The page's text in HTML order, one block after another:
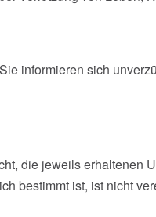
informieren sich
die jeweils erhaltenen
bestimmt ist, ist nicht